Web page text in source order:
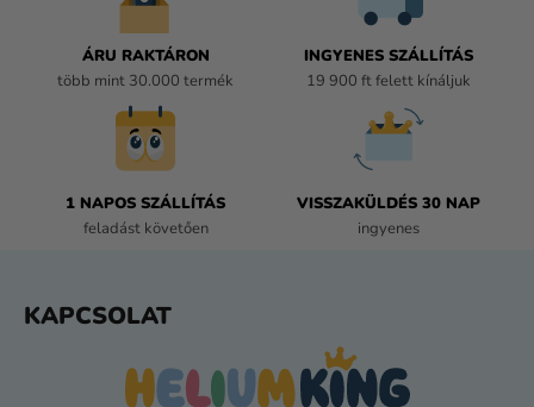
ÁRU RAKTÁRON
több mint 30.000 termék
INGYENES SZÁLLÍTÁS
19 900 ft felett kínáljuk
1 NAPOS SZÁLLÍTÁS
feladást követően
VISSZAKÜLDÉS 30 NAP
ingyenes
KAPCSOLAT